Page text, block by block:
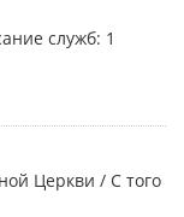
служб: 1
Церкви / С того